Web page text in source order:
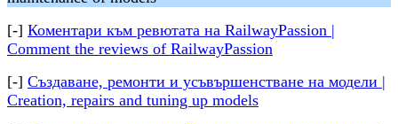
[-] Коментари към ревютата на RailwayPassion |
Comment the reviews of RailwayPassion
[-] Създаване, ремонти и усъвършенстване на модели |
Creation, repairs and tuning up models